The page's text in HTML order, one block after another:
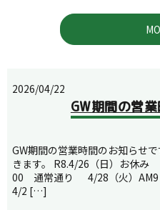
2026/04/22
GW期間の営
GW期間の営業時間のお知らせ
きます。 R8.4/26（日）お休み
00 通常通り 4/28（火）
4/2 […]